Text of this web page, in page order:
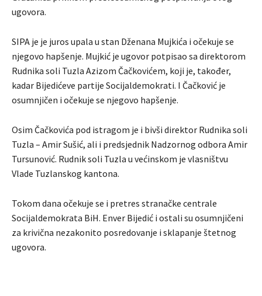
ugovora.
SIPA je je juros upala u stan Dženana Mujkića i očekuje se
njegovo hapšenje. Mujkić je ugovor potpisao sa direktorom
Rudnika soli Tuzla Azizom Čačkovićem, koji je, također,
kadar Bijedićeve partije Socijaldemokrati. I Čačković je
osumnjičen i očekuje se njegovo hapšenje.
Osim Čačkovića pod istragom je i bivši direktor Rudnika soli
Tuzla – Amir Sušić, ali i predsjednik Nadzornog odbora Amir
Tursunović. Rudnik soli Tuzla u većinskom je vlasništvu
Vlade Tuzlanskog kantona.
Tokom dana očekuje se i pretres stranačke centrale
Socijaldemokrata BiH. Enver Bijedić i ostali su osumnjičeni
za krivična nezakonito posredovanje i sklapanje štetnog
ugovora.